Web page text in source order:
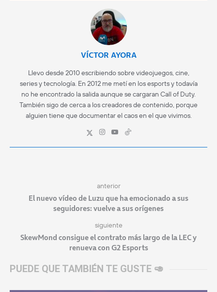
VÍCTOR AYORA
Llevo desde 2010 escribiendo sobre videojuegos, cine,
series y tecnología. En 2012 me metí en los esports y todavía
no he encontrado la salida aunque se cargaran Call of Duty.
También sigo de cerca a los creadores de contenido, porque
alguien tiene que documentar el caos en el que vivimos.
anterior
El nuevo vídeo de Luzu que ha emocionado a sus
seguidores: vuelve a sus orígenes
siguiente
SkewMond consigue el contrato más largo de la LEC y
renueva con G2 Esports
PUEDE QUE TAMBIÉN TE GUSTE 🥑